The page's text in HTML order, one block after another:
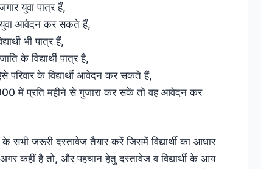
युवा पात्र हैं,
युवा आवेदन कर सकते हैं,
भी पात्र हैं,
के विद्यार्थी पात्र है,
परिवार के विद्यार्थी आवेदन कर सकते हैं,
में प्रति महीने से गुजारा कर सकें तो वह आवेदन कर
सभी जरूरी दस्तावेज तैयार करें जिसमें विद्यार्थी का आधार
कहीं है तो, और पहचान हेतु दस्तावेज व विद्यार्थी के आय